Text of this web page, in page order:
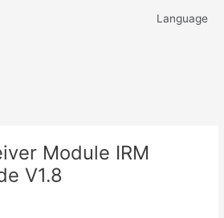
Language
Module IRM
V1.8